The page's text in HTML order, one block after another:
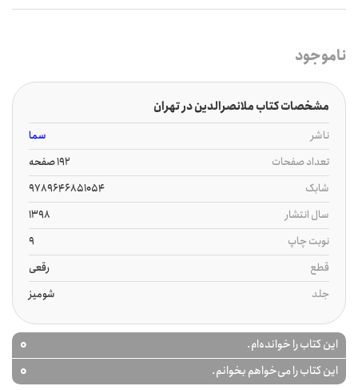
ناموجود
مشخصات کتاب ملانصرالدین در تهران
ناشر
سما
تعداد صفحات
192 صفحه
شابک
9789646851054
سال انتشار
1398
نوبت چاپ
9
قطع
رقعی
جلد
شومیز
این کتاب را خوانده‌ام. 0
این کتاب را می‌خواهم بخوانم.
0